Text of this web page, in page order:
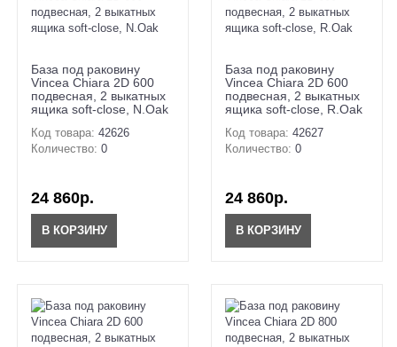
База под раковину
Vincea Chiara 2D 600
подвесная, 2 выкатных
ящика soft-close, N.Oak
Код товара: 42626
Количество: 0
24 860р.
В КОРЗИНУ
База под раковину
Vincea Chiara 2D 600
подвесная, 2 выкатных
ящика soft-close, R.Oak
Код товара: 42627
Количество: 0
24 860р.
В КОРЗИНУ